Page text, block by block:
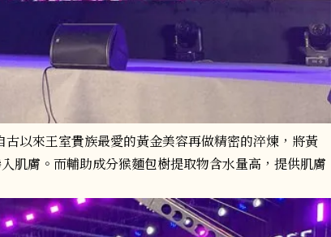
以來王室貴族最愛的黃金美容再做精密的淬煉，將黃
肌膚。而輔助成分猴麵包樹提取物含水量高，提供肌膚